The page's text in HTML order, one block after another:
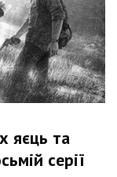
яєць та
серії